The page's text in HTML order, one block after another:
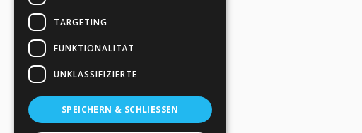
TARGETING
FUNKTIONALITÄT
UNKLASSIFIZIERTE
SPEICHERN & SCHLIESSEN